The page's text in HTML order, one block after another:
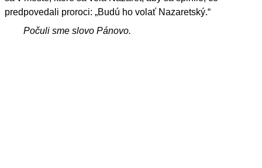
predpovedali proroci: „Budú ho volať Nazaretský.“
Počuli sme slovo Pánovo.